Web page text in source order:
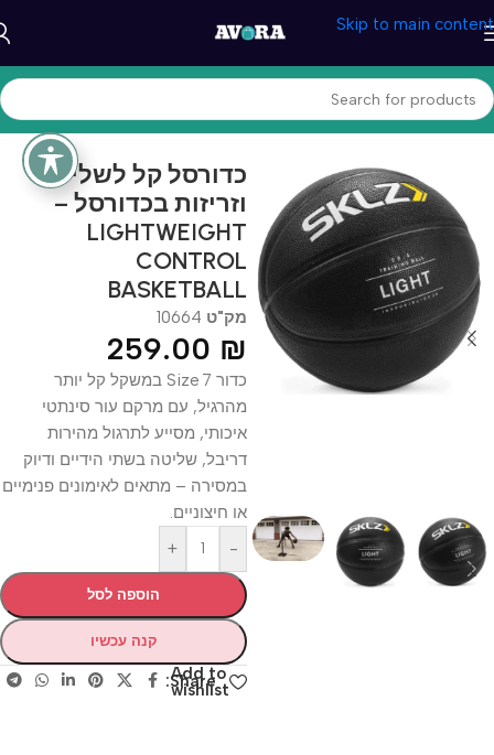
Skip to main content
עמוד הבית/ספורט וכושר/כדורסל
כדורסל קל לשליטה
וזריזות בכדורסל –
LIGHTWEIGHT
CONTROL
BASKETBALL
מק"ט 10664
259.00 ₪
כדור Size 7 במשקל קל יותר
מהרגיל, עם מרקם עור סינתטי
איכותי, מסייע לתרגול מהירות
דריבל, שליטה בשתי הידיים ודיוק
במסירה – מתאים לאימונים פנימיים
או חיצוניים.
-
+
הוספה לסל
קנה עכשיו
Add to
wishlist
Share: